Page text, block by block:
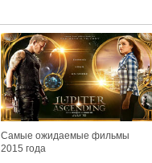
Самые ожидаемые фильмы
2015 года